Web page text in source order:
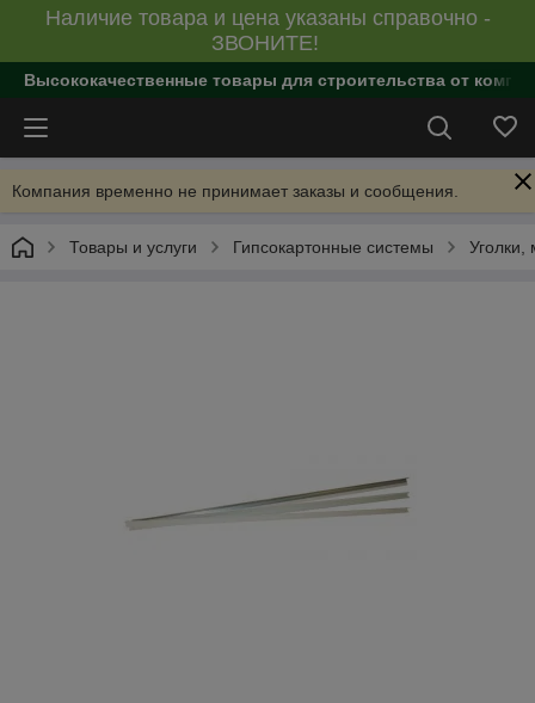
Наличие товара и цена указаны справочно -
ЗВОНИТЕ!
Высококачественные товары для строительства от
Компания временно не принимает заказы и сообщения.
Товары и услуги Гипсокартонные системы Уголки,